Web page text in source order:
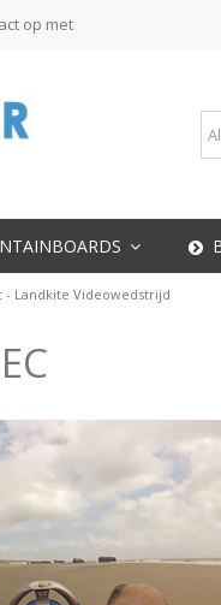
op met
- Landkite Videowedstrijd